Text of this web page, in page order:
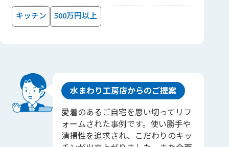
キッチン 500万円以上
水まわり工房店からのご提案
愛着のあるご自宅を思い切ってリフ
ォームされた事例です。使い勝手や
清掃性を追求され、こだわりのキッ